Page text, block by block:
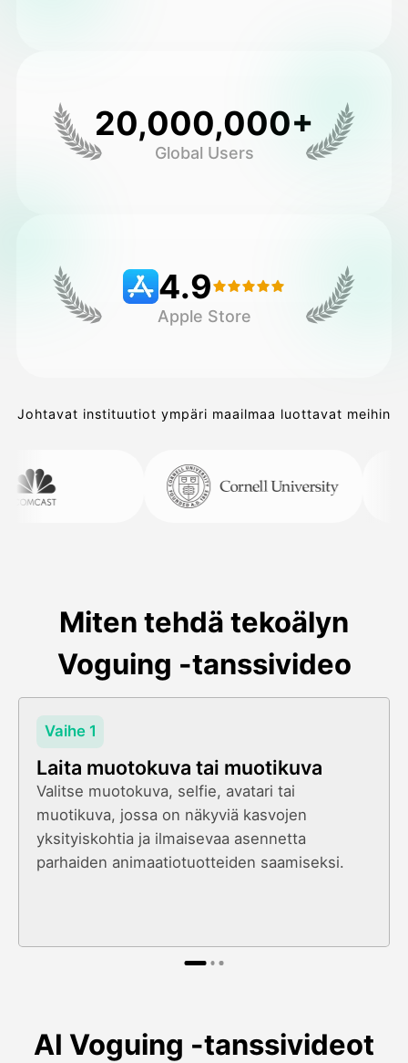
20,000,000+
Global Users
4.9
Apple Store
Johtavat instituutiot ympäri maailmaa luottavat meihin
Miten tehdä tekoälyn
Voguing -tanssivideo
Vaihe 1
Laita muotokuva tai muotikuva
Valitse muotokuva, selfie, avatari tai
muotikuva, jossa on näkyviä kasvojen
yksityiskohtia ja ilmaisevaa asennetta
parhaiden animaatiotuotteiden saamiseksi.
AI Voguing -tanssivideot